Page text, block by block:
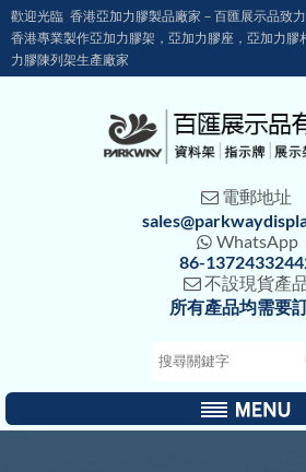
歡迎光臨 香港亞加力膠製品廠家－百匯展示品致
香港專業製作亞加力膠架，亞加力膠座，亞加力膠
力膠陳列架生產廠家
 電郵地址
 WhatsApp
86-
不設現貨產
所有產品均需要